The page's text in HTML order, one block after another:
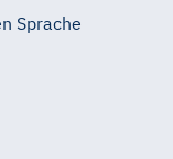
Sprache